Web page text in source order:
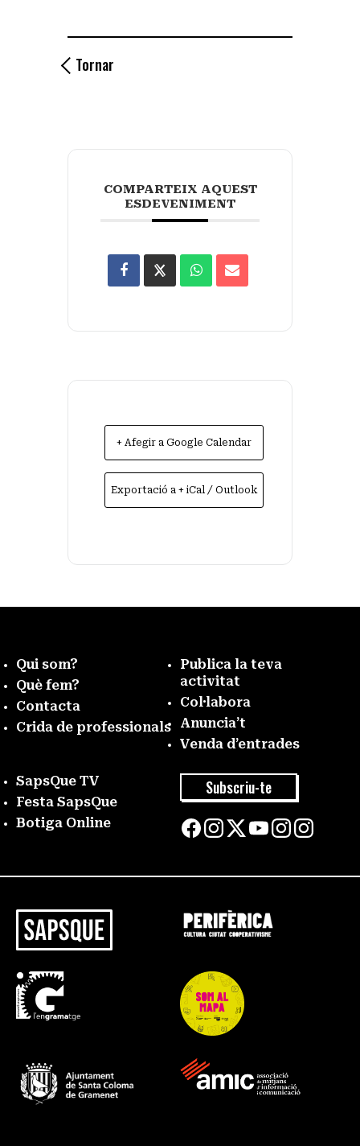
Tornar
COMPARTEIX AQUEST
ESDEVENIMENT
+ Afegir a Google Calendar
Exportació a + iCal / Outlook
Qui som?
Què fem?
Contacta
Crida de professionals
Publica la teva
activitat
Col·labora
Anuncia’t
Venda d’entrades
SapsQue TV
Festa SapsQue
Botiga Online
Subscriu-te